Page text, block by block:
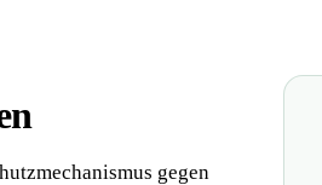
gegen